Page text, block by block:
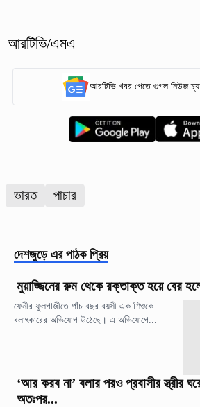
আরটিভি/এমএ
আরটিভি খবর পেতে গুগল নিউজ
ভারত পাচার
দেশজুড়ে এর পাঠক প্রিয়
মুয়াজ্জিনের রুম থেকে রক্তাক্ত হয়ে বের
ফেনীর ফুলগাজীতে পাঁচ বছর বয়সী এক শিশুকে
বলাৎকারের অভিযোগ উঠেছে। এ অভিযোগে...
‘আর করব না’ বলার পরও প্রবাসীর স্ত্রীর
অতঃপর...